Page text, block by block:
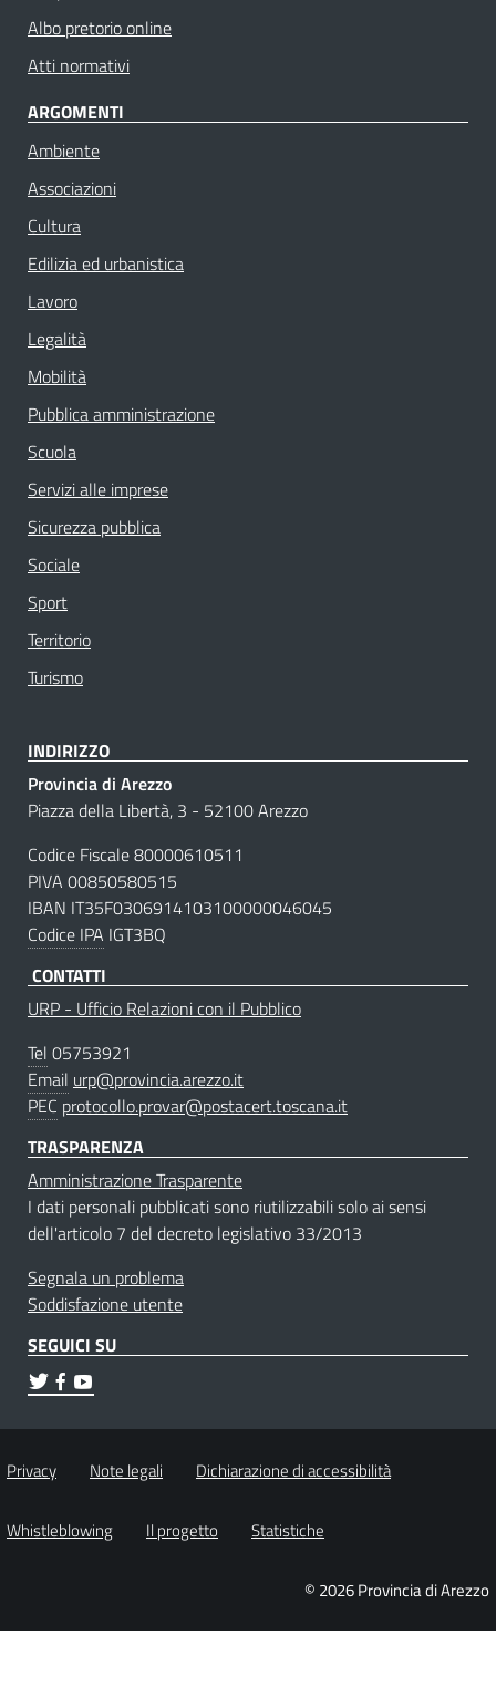
Albo pretorio online
Atti normativi
ARGOMENTI
Ambiente
Associazioni
Cultura
Edilizia ed urbanistica
Lavoro
Legalità
Mobilità
Pubblica amministrazione
Scuola
Servizi alle imprese
Sicurezza pubblica
Sociale
Sport
Territorio
Turismo
INDIRIZZO
Provincia di Arezzo
Piazza della Libertà, 3 - 52100 Arezzo
Codice Fiscale 80000610511
PIVA 00850580515
IBAN IT35F0306914103100000046045
Codice IPA IGT3BQ
CONTATTI
URP - Ufficio Relazioni con il Pubblico
Tel 05753921
Email urp@provincia.arezzo.it
PEC protocollo.provar@postacert.toscana.it
TRASPARENZA
Amministrazione Trasparente
I dati personali pubblicati sono riutilizzabili solo ai sensi
dell'articolo 7 del decreto legislativo 33/2013
Segnala un problema
Soddisfazione utente
SEGUICI SU
Privacy Note legali Dichiarazione di accessibilità
Whistleblowing Il progetto Statistiche
© 2026 Provincia di Arezzo